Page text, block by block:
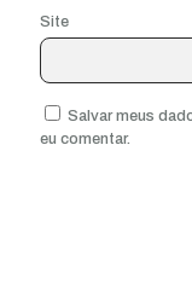
Site
Salvar meus
eu comentar.